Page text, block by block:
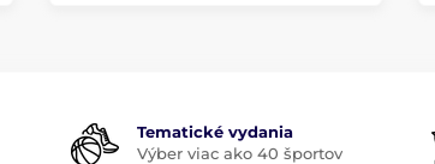
Tematické vydania
Výber viac ako 40 športov